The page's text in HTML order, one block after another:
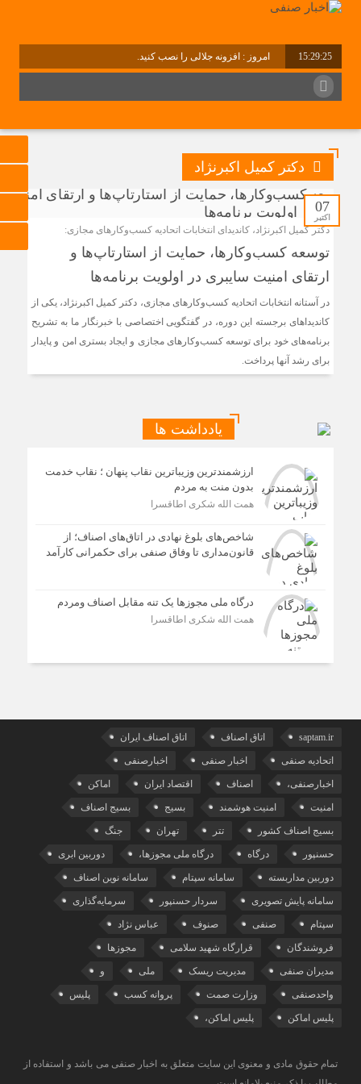
15:29:25 امروز : افزونه جلالی را نصب کنید.
دکتر کمیل اکبرنژاد
07
اکتبر
دکتر کمیل اکبرنژاد، کاندیدای انتخابات اتحادیه کسب‌وکارهای مجازی:
توسعه کسب‌وکارها، حمایت از استارتاپ‌ها و
ارتقای امنیت سایبری در اولویت برنامه‌ها
در آستانه انتخابات اتحادیه کسب‌وکارهای مجازی، دکتر کمیل اکبرنژاد، یکی از
کاندیداهای برجسته این دوره، در گفتگویی اختصاصی با خبرنگار ما به تشریح
برنامه‌های خود برای توسعه کسب‌وکارهای مجازی و ایجاد بستری امن و پایدار
برای رشد آنها پرداخت.
یادداشت ها
ارزشمندترین وزیباترین نقاب پنهان ؛ نقاب خدمت
بدون منت به مردم
همت الله شکری اطاقسرا
شاخص‌های بلوغ نهادی در اتاق‌های اصناف؛ از
قانون‌مداری تا وفاق صنفی برای حکمرانی کارآمد
درگاه ملی مجوزها یک تنه مقابل اصناف ومردم
همت الله شکری اطاقسرا
saptam.ir اتاق اصناف اتاق اصناف ایران
اتحادیه صنفی اخبار صنفی اخبارصنفی
اخبارصنفی، اصناف اقتصاد ایران اماکن
امنیت امنیت هوشمند بسیج بسیج اصناف
بسیج اصناف کشور تتر تهران جنگ
حسنپور درگاه درگاه ملی مجوزها، دوربین ابری
دوربین مداربسته سامانه سپتام سامانه نوین اصناف
سامانه پایش تصویری سردار حسنپور سرمایه‌گذاری
سپتام صنفی صنوف عباس نژاد
فروشندگان قرارگاه شهید سلامی مجوزها
مدیران صنفی مدیریت ریسک ملی و
واحدصنفی وزارت صمت پروانه کسب پلیس
پلیس اماکن پلیس اماکن،
تمام حقوق مادی و معنوی این سایت متعلق به اخبار صنفی می باشد و استفاده از